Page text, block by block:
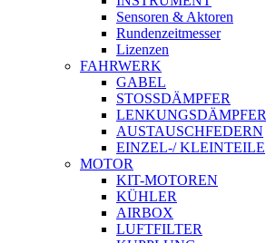
Sensoren & Aktoren
Rundenzeitmesser
Lizenzen
FAHRWERK
GABEL
STOSSDÄMPFER
LENKUNGSDÄMPFER
AUSTAUSCHFEDERN
EINZEL-/ KLEINTEILE
MOTOR
KIT-MOTOREN
KÜHLER
AIRBOX
LUFTFILTER